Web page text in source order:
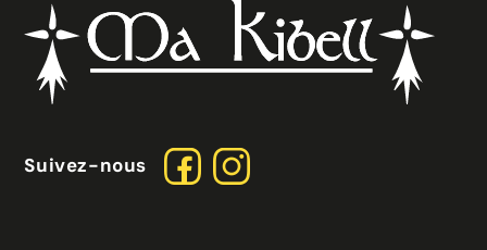
Suivez-nous